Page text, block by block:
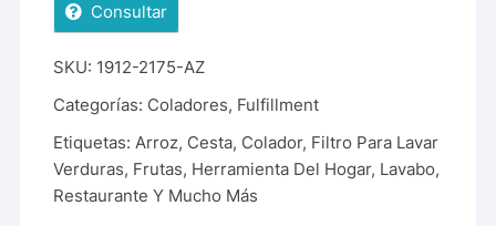
Consultar
SKU: 1912-2175-AZ
Categorías: Coladores, Fulfillment
Etiquetas:Arroz, Cesta, Colador, Filtro Para Lavar
Verduras, Frutas, Herramienta Del Hogar, Lavabo,
Restaurante Y Mucho Más